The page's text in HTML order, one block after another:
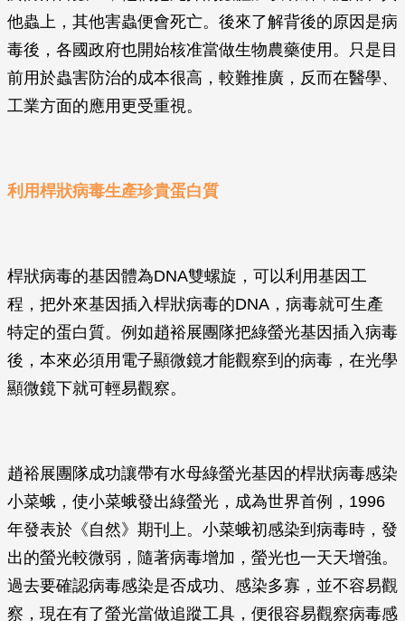
他蟲上，其他害蟲便會死亡。後來了解背後的原因是病
毒後，各國政府也開始核准當做生物農藥使用。只是目
前用於蟲害防治的成本很高，較難推廣，反而在醫學、
工業方面的應用更受重視。
利用桿狀病毒生產珍貴蛋白質
桿狀病毒的基因體為DNA雙螺旋，可以利用基因工
程，把外來基因插入桿狀病毒的DNA，病毒就可生產
特定的蛋白質。例如趙裕展團隊把綠螢光基因插入病毒
後，本來必須用電子顯微鏡才能觀察到的病毒，在光學
顯微鏡下就可輕易觀察。
趙裕展團隊成功讓帶有水母綠螢光基因的桿狀病毒感染
小菜蛾，使小菜蛾發出綠螢光，成為世界首例，1996
年發表於《自然》期刊上。小菜蛾初感染到病毒時，發
出的螢光較微弱，隨著病毒增加，螢光也一天天增強。
過去要確認病毒感染是否成功、感染多寡，並不容易觀
察，現在有了螢光當做追蹤工具，便很容易觀察病毒感